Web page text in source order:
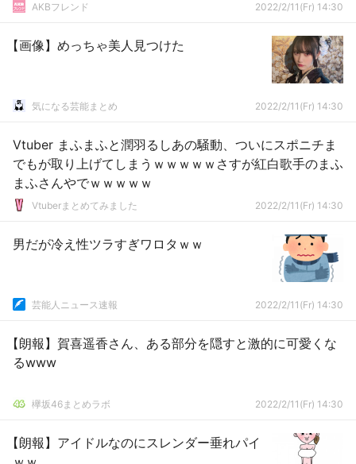
AKBフレンド 2022/2/11(Fr) 14:30
【画像】めっちゃ美人見つけた
気になる芸能まとめ 2022/2/11(Fr) 14:30
Vtuber まふまふと潤羽るしあの騒動、ついにスポニチま
でもが取り上げてしまうｗｗｗｗｗさすが紅白歌手のまふ
まふさんやでｗｗｗｗｗ
Vtuberまとめてみました 2022/2/11(Fr) 14:30
男だが冷え性ツラすぎワロタｗｗ
芸能人ニュース速報 2022/2/11(Fr) 14:30
【朗報】賀喜遥香さん、ある部分を隠すと激的に可愛くな
るwww
欅坂46まとめラボ 2022/2/11(Fr) 14:30
【朗報】アイドルなのにスレンダー垂れパイ